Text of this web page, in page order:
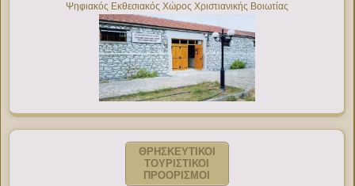
Ψηφιακός Εκθεσιακός Χώρος Χριστιανικής Βοιωτίας
ΘΡΗΣΚΕΥΤΙΚΟΙ
ΤΟΥΡΙΣΤΙΚΟΙ
ΠΡΟΟΡΙΣΜΟΙ